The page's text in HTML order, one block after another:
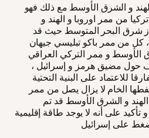
و الشرق الأوسط مع ذلك فهو
من ممر اوروبا و الهند و
شرق البحر المتوسط حيث قد
، كل من ممر باكو تبليسي جيهان
الأوسط و ممر التركي العراقي
حول مضيق هرمز و إسرائيل ،
للاعتماد على البنية التحتية
من ٤٠٪ من نفطها الخام لا يزال يصل من ممر
و الشرق الأوسط قد تم
تأكيد على أنه لا يوجد طاقة إقليمية